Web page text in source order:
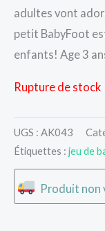
adultes vont
petit BabyFoot
enfants! Age 3
Rupture de stock
UGS : AK043
Étiquettes : jeu de
Produit non